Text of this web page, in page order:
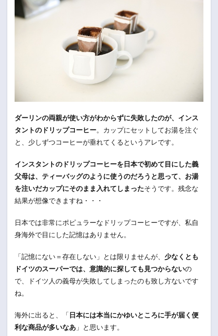
ダーリンの両親が使い方がわからずに失敗したのが、インス
タントのドリップコーヒー。カップにセットしてお湯を注ぐ
と、少しずつコーヒーが垂れてくるというアレです。
インスタントのドリップコーヒーを日本で初めて目にした義
父母は、ティーバッグのように使うのだろうと思って、お湯
を注いだカップにそのまま入れてしまったそうです。残念な
結果が想像できますね・・・
日本では非常にポピュラーなドリップコーヒーですが、私自
身海外で目にした記憶はありません。
「記憶にない＝存在しない」とは限りませんが、 少なくとも
ドイツのスーパーでは、意識的に探しても見つからないの
で、ドイツ人の義母が失敗してしまったのも致し方ないです
ね。
海外に出ると、「日本には本当にかゆいところに手が届く便
利な商品が多いなあ 」と思います。